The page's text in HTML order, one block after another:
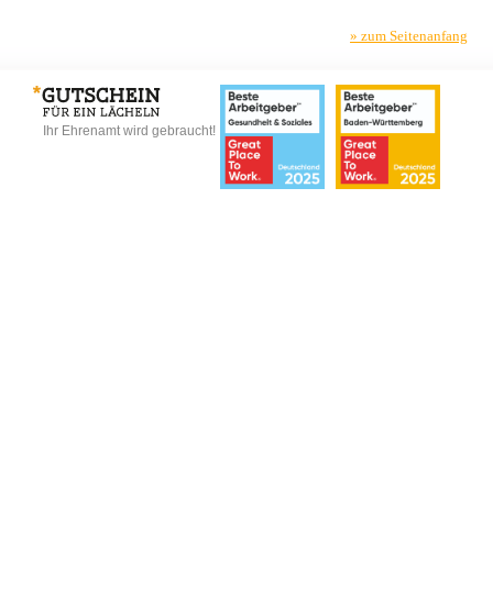
» zum Seitenanfang
Ihr Ehrenamt wird gebraucht!